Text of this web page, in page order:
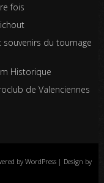
fois
souvenirs du tournage
Historique
de Valenciennes
by WordPress | Design by